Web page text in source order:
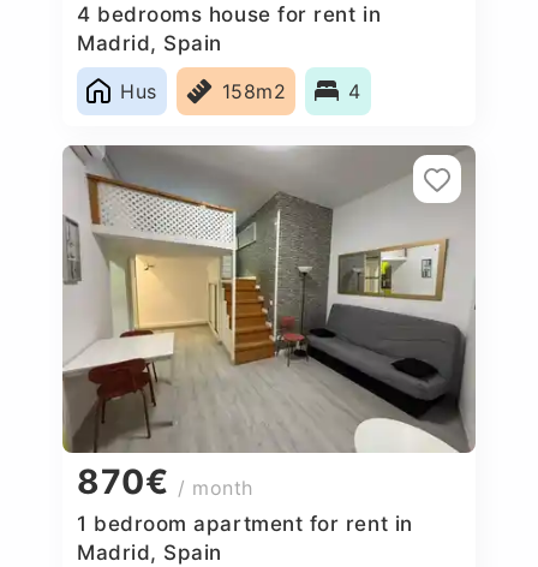
4 bedrooms house for rent in
Madrid, Spain
Hus
158m2 4
870€ / month
1 bedroom apartment for rent in
Madrid, Spain